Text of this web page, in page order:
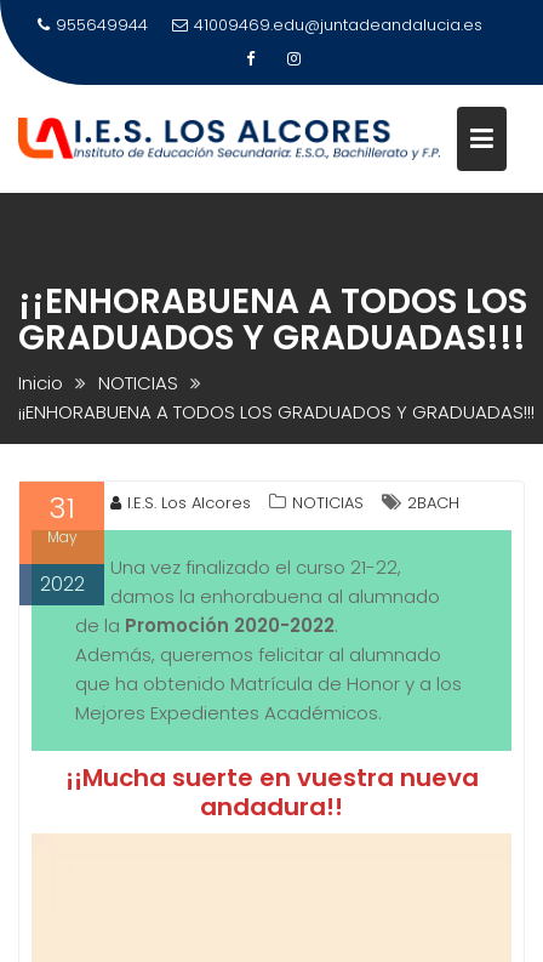
Saltar
al
contenido
955649944 41009469.edu@juntadeandalucia.es
¡¡ENHORABUENA A TODOS LOS
GRADUADOS Y GRADUADAS!!!
Inicio
NOTICIAS
¡¡ENHORABUENA A TODOS LOS GRADUADOS Y GRADUADAS!!!
31
May
2022
I.E.S. Los Alcores NOTICIAS 2BACH
Una vez finalizado el curso 21-22,
damos la enhorabuena al alumnado
de la Promoción 2020-2022.
Además, queremos felicitar al alumnado
que ha obtenido Matrícula de Honor y a los
Mejores Expedientes Académicos.
¡¡Mucha suerte en vuestra nueva
andadura!!